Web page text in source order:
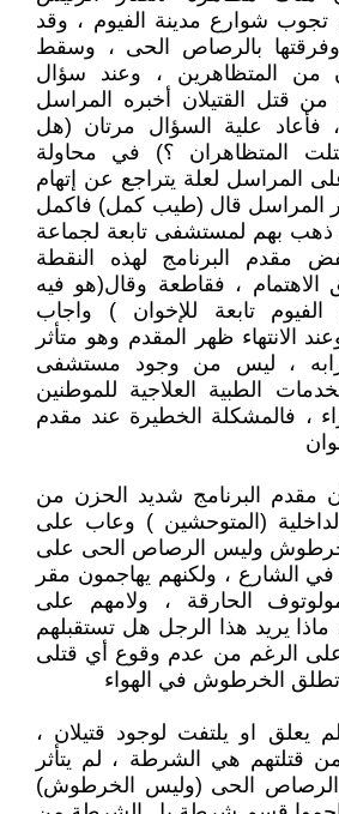
شوارع مدينة الفيوم ، وقد
بالرصاص الحى ، وسقط
من المتظاهرين ، وعند سؤال
قتل القتيلان أخبره المراسل
فأعاد علية السؤال مرتان (هل
المتظاهران ؟) في محاولة
المراسل لعلة يتراجع عن إتهام
المراسل قال (طيب كمل) فاكمل
ذهب بهم لمستشفى تابعة لجماعة
مقدم البرنامج لهذه النقطة
، فقاطعة وقال(هو فيه
تابعة للإخوان ) واجاب
الانتهاء ظهر المقدم وهو متأثر
، ليس من وجود مستشفى
الطبية العلاجية للموطنين
، فالمشكلة الخطيرة عند مقدم
مقدم البرنامج شديد الحزن من
(المتوحشين ) وعاب على
وليس الرصاص الحى على
الشارع ، ولكنهم يهاجمون مقر
الحارقة ، ولامهم على
يريد هذا الرجل هل تستقبلهم
الرغم من عدم وقوع أي قتلى
تطلق الخرطوش في الهواء
يعلق او يلتفت لوجود قتيلان ،
قتلتهم هي الشرطة ، لم يتأثر
الرصاص الحى (وليس الخرطوش)